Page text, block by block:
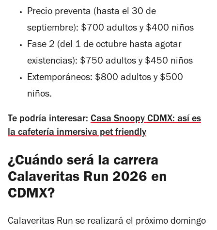
Precio preventa (hasta el 30 de
septiembre): $700 adultos y $400 niños
Fase 2 (del 1 de octubre hasta agotar
existencias): $750 adultos y $450 niños
Extemporáneos: $800 adultos y $500
niños.
Te podría interesar: Casa Snoopy CDMX: así es
la cafetería inmersiva pet friendly
¿Cuándo será la carrera
Calaveritas Run 2026 en
CDMX?
Calaveritas Run se realizará el próximo domingo